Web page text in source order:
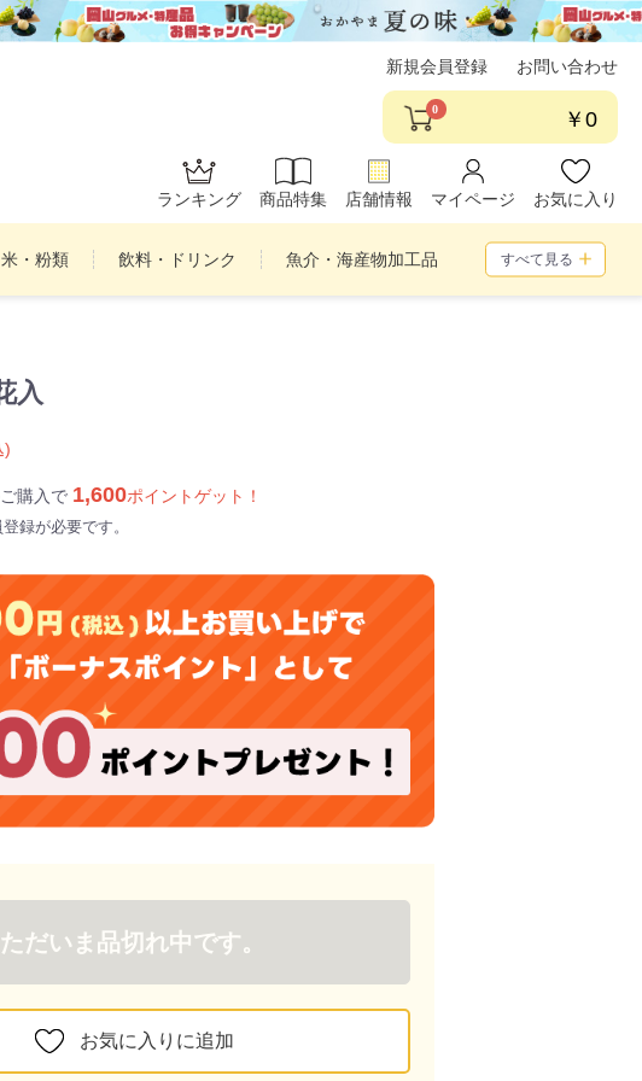
新規会員登録 お問い合わせ
0 ￥0
ランキング 商品特集 店舗情報 マイページ お気に入り
米・粉類 飲料・ドリンク 魚介・海産物加工品 すべて見る
入
)
購入で 1,600ポイントゲット！
録が必要です。
ただいま品切れ中です。
お気に入りに追加